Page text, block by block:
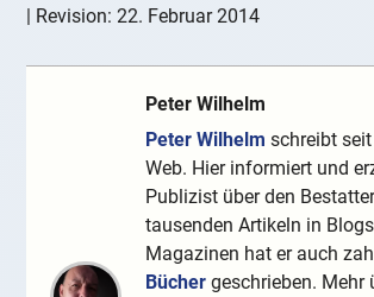
| Revision:22. Februar 2014
Peter Wilhelm
Peter Wilhelm schreibt
Web. Hier informiert und
Publizist über den
tausenden Artikeln in
Magazinen hat er auch
Bücher geschrieben. Mehr